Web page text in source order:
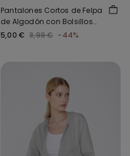
Pantalones Cortos de Felpa
de Algodón con Bolsillos
para Niño
5,00 € 8,99 € -44%